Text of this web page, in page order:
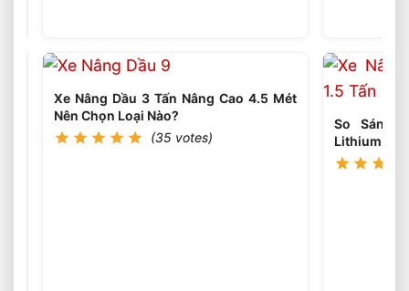
Thép
Có
Hiệu
Quả
Không?
Xe Nâng Dầu 3 Tấn Nâng Cao 4.5 Mét
Nên Chọn Loại Nào?
(35 votes)
So Sánh
Lithium